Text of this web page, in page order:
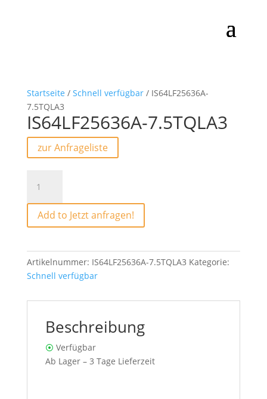
Startseite / Schnell verfügbar/ IS64LF25636A-
7.5TQLA3
IS64LF25636A-7.5TQLA3
zur Anfrageliste
7.5TQLA3
Menge
Add to Jetzt anfragen!
Artikelnummer: IS64LF25636A-7.5TQLA3 Kategorie:
Schnell verfügbar
Beschreibung
⦿ Verfügbar
Ab Lager – 3 Tage Lieferzeit